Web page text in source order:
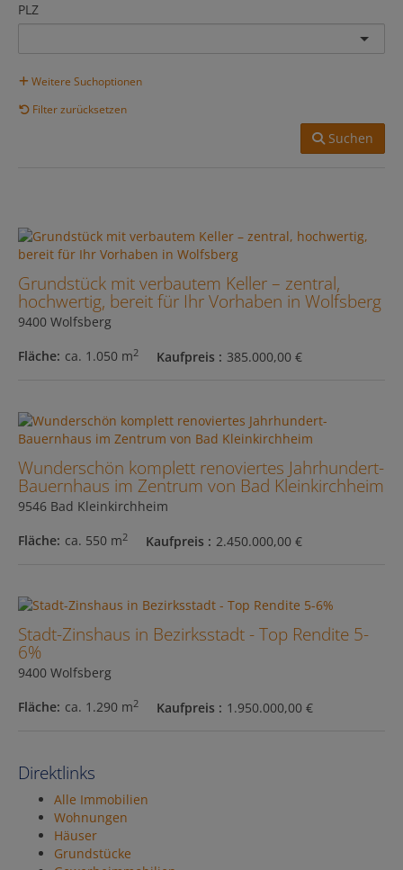
PLZ
Weitere Suchoptionen
Filter zurücksetzen
Suchen
Grundstück mit verbautem Keller – zentral,
hochwertig, bereit für Ihr Vorhaben in Wolfsberg
9400 Wolfsberg
Fläche ca. 1.050 m2 Kaufpreis 385.000,00 €
Wunderschön komplett renoviertes Jahrhundert-
Bauernhaus im Zentrum von Bad Kleinkirchheim
9546 Bad Kleinkirchheim
Fläche ca. 550 m2 Kaufpreis 2.450.000,00 €
Stadt-Zinshaus in Bezirksstadt - Top Rendite 5-
6%
9400 Wolfsberg
Fläche ca. 1.290 m2 Kaufpreis 1.950.000,00 €
Direktlinks
Alle Immobilien
Wohnungen
Häuser
Grundstücke